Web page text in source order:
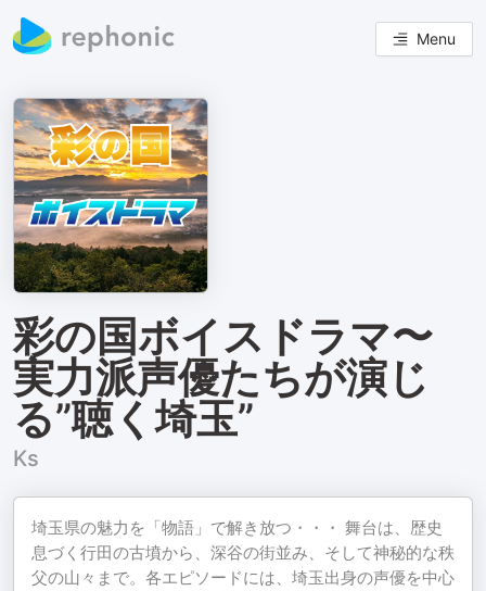
Menu
彩の国ボイスドラマ〜
実力派声優たちが演じ
る”聴く埼玉”
Ks
埼玉県の魅力を「物語」で解き放つ・・・ 舞台は、歴史
息づく行田の古墳から、深谷の街並み、そして神秘的な秩
父の山々まで。各エピソードには、埼玉出身の声優を中心